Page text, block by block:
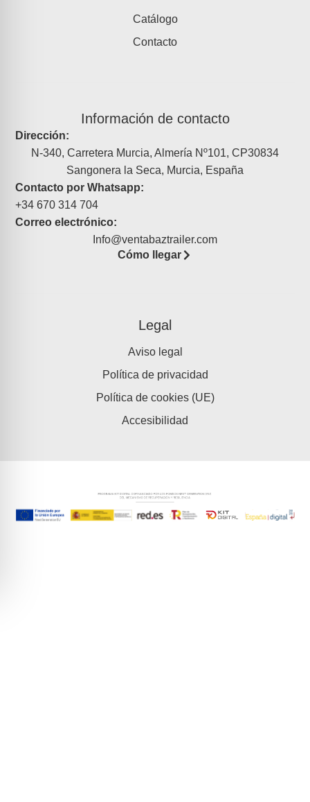
Catálogo
Contacto
Información de contacto
Dirección:
N-340, Carretera Murcia, Almería Nº101, CP30834
Sangonera la Seca, Murcia, España
Contacto por Whatsapp:
+34 670 314 704
Correo electrónico:
Info@ventabaztrailer.com
Cómo llegar
Legal
Aviso legal
Política de privacidad
Política de cookies (UE)
Accesibilidad